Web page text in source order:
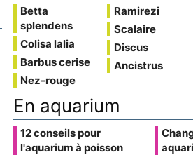
Betta
splendens
Colisa lalia
Barbus cerise
Nez-rouge
Ramirezi
Scalaire
Discus
Ancistrus
En aquarium
12 conseils pour
l'aquarium à poisson